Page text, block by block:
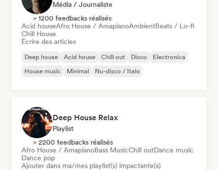
Média / Journaliste
> 1200 feedbacks réalisés
Acid houseAfro House / AmapianoAmbientBeats / Lo-fi
Chill House
Écrire des articles
Deep house Acid house Chill out Disco
Electronica
House music
Minimal Nu-disco / Italo
Deep House Relax
Playlist
> 2200 feedbacks réalisés
Afro House / AmapianoBass MusicChill outDance music
Dance pop
Ajouter dans ma/mes playlist(s) impactante(s)